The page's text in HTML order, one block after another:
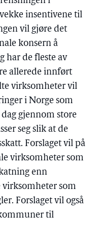
insentivene til
vil gjøre det
konsern å
har de fleste av
allerede innført
virksomheter vil
i Norge som
gjennom store
seg slik at de
Forslaget vil på
virksomheter som
enn
som
Forslaget vil også
til